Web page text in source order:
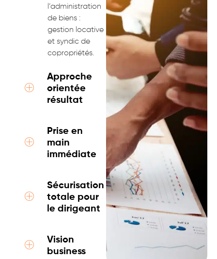
l’administration
de biens :
gestion locative
et syndic de
copropriétés.
Approche
orientée
résultat
Prise en
main
immédiate
Sécurisation
totale pour
le dirigeant
Vision
business